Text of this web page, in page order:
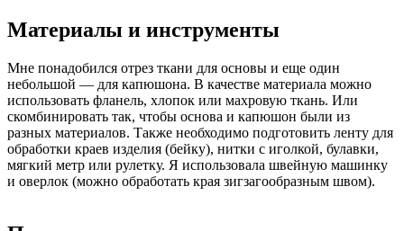
Материалы и инструменты
Мне понадобился отрез ткани для основы и еще один
небольшой — для капюшона. В качестве материала можно
использовать фланель, хлопок или махровую ткань. Или
скомбинировать так, чтобы основа и капюшон были из
разных материалов. Также необходимо подготовить ленту для
обработки краев изделия (бейку), нитки с иголкой, булавки,
мягкий метр или рулетку. Я использовала швейную машинку
и оверлок (можно обработать края зигзагообразным швом).